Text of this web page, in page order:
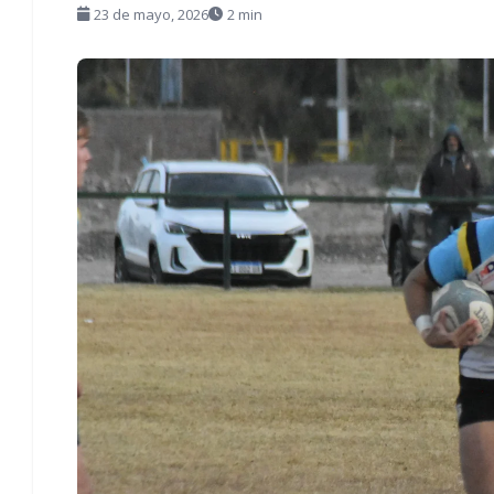
23 de mayo, 2026 2 min